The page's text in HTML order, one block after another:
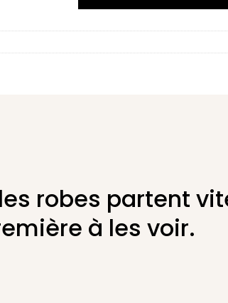
robes partent
à les voir.